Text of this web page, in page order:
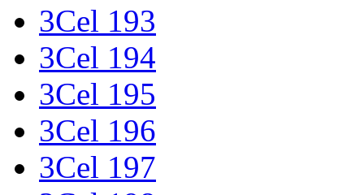
3Cel 193
3Cel 194
3Cel 195
3Cel 196
3Cel 197